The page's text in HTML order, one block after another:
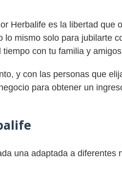
Herbalife es la libertad
mismo solo para jubilarte
con tu familia y
y con las personas que
para obtener un
una adaptada a diferentes